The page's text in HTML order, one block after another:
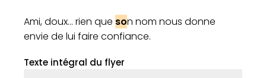
Ami, doux... rien que son nom nous donne
envie de lui faire confiance.
Texte intégral du flyer